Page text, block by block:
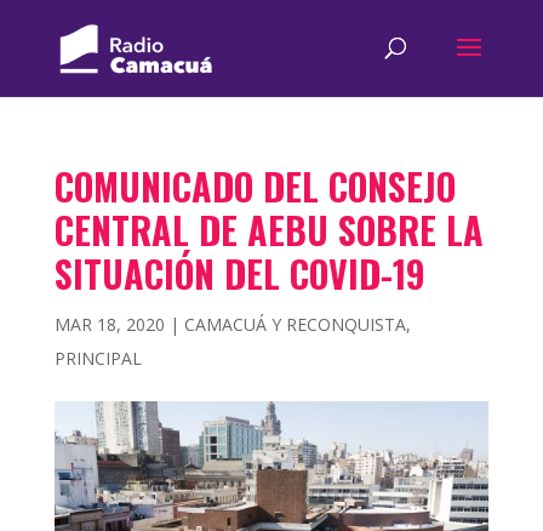
COMUNICADO DEL CONSEJO
CENTRAL DE AEBU SOBRE LA
SITUACIÓN DEL COVID-19
MAR 18, 2020 | CAMACUÁ Y RECONQUISTA,
PRINCIPAL